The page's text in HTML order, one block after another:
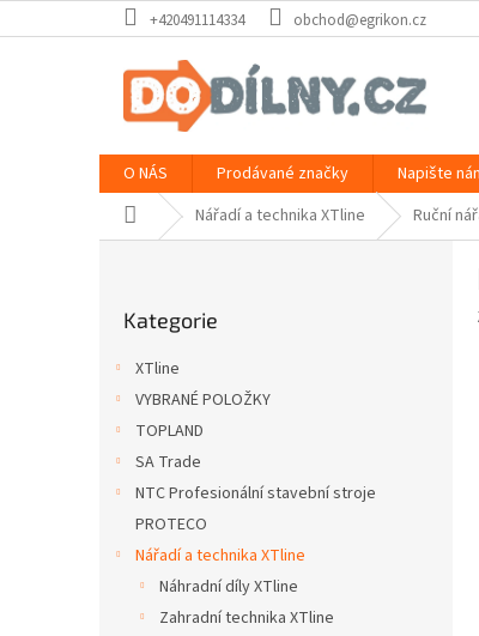
na
+420491114334 obchod@egrikon.cz
O NÁS Prodávané značky Napište
Domů Nářadí a technika XTline Ruční
kategorie
Kategorie
XTline
VYBRANÉ POLOŽKY
TOPLAND
SA Trade
NTC Profesionální stavební stroje
PROTECO
Nářadí a technika XTline
Náhradní díly XTline
Zahradní technika XTline